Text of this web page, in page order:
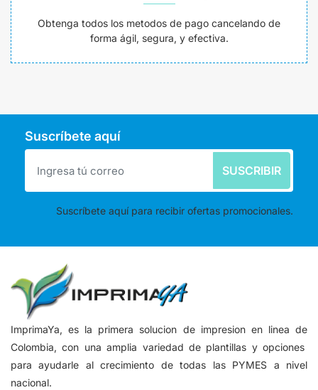
Obtenga todos los metodos de pago cancelando de
forma ágil, segura, y efectiva.
Suscríbete aquí
SUSCRIBIR
Suscríbete aquí para recibir ofertas promocionales.
ImprimaYa, es la primera solucion de impresion en linea de
Colombia, con una amplia variedad de plantillas y opciones
para ayudarle al crecimiento de todas las PYMES a nivel
nacional.